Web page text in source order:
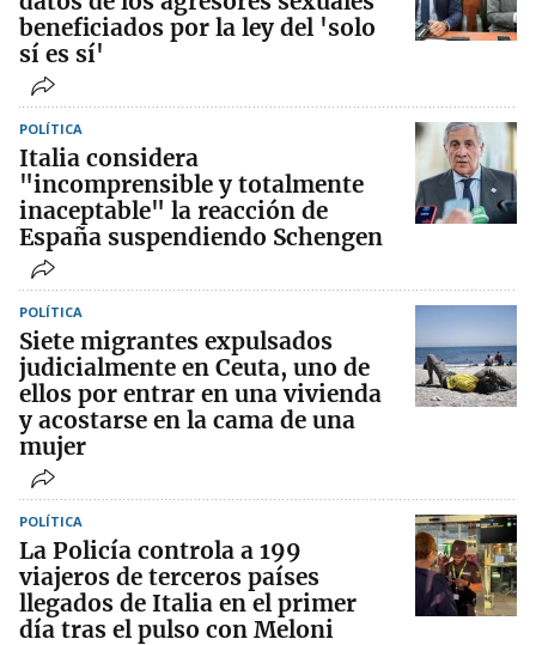
beneficiados por la ley del 'solo
sí es sí'
POLÍTICA
Italia considera
"incomprensible y totalmente
inaceptable" la reacción de
España suspendiendo Schengen
POLÍTICA
Siete migrantes expulsados
judicialmente en Ceuta, uno de
ellos por entrar en una vivienda
y acostarse en la cama de una
mujer
POLÍTICA
La Policía controla a 199
viajeros de terceros países
llegados de Italia en el primer
día tras el pulso con Meloni